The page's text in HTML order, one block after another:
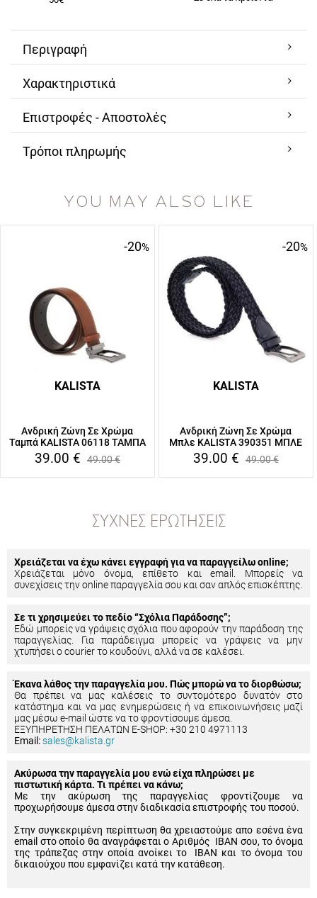
Περιγραφή
Χαρακτηριστικά
Επιστροφές - Αποστολές
Τρόποι πληρωμής
YOU MAY ALSO LIKE
-20%
KALISTA
Ανδρική Ζώνη Σε Χρώμα
Ταμπά KALISTA 06118 ΤΑΜΠΑ
39.00 € 49.00€
-20%
KALISTA
Ανδρική Ζώνη Σε Χρώμα
Μπλε KALISTA 390351 ΜΠΛΕ
39.00 € 49.00€
ΣΥΧΝΈΣ ΕΡΩΤΉΣΕΙΣ
Χρειάζεται να έχω κάνει εγγραφή για να παραγγείλω online;
Χρειάζεται μόνο όνομα, επίθετο και email. Μπορείς να
συνεχίσεις την online παραγγελία σου και σαν απλός επισκέπτης.
Σε τι χρησιμεύει το πεδίο “Σχόλια Παράδοσης”;
Εδώ μπορείς να γράψεις σχόλια που αφορούν την παράδοση της
παραγγελίας. Για παράδειγμα μπορείς να γράψεις να μην
χτυπήσει ο courier το κουδούνι, αλλά να σε καλέσει.
Έκανα λάθος την παραγγελία μου. Πώς μπορώ να το διορθώσω;
Θα πρέπει να μας καλέσεις το συντομότερο δυνατόν στο
κατάστημα και να μας ενημερώσεις ή να επικοινωνήσεις μαζί
μας μέσω e-mail ώστε να το φροντίσουμε άμεσα.
ΕΞΥΠΗΡΕΤΗΣΗ ΠΕΛΑΤΩΝ E-SHOP: +30 210 4971113
Email:sales@kalista.gr
Ακύρωσα την παραγγελία μου ενώ είχα πληρώσει με
πιστωτική κάρτα. Τι πρέπει να κάνω;
Με την ακύρωση της παραγγελίας φροντίζουμε να
προχωρήσουμε άμεσα στην διαδικασία επιστροφής του ποσού.
Στην συγκεκριμένη περίπτωση θα χρειαστούμε απο εσένα ένα
email στο οποίο θα αναγράφεται ο Αριθμός IBAN σου, το όνομα
της τράπεζας στην οποία ανοίκει το IBAN και το όνομα του
δικαιούχου που εμφανίζει κατά την κατάθεση.